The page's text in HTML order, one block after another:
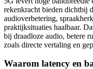
rekenkracht bieden dichtbij
audioverbetering,
praktijksituaties haalbaar.
bij draadloze audio, betere
zoals directe vertaling en
Waarom latency en